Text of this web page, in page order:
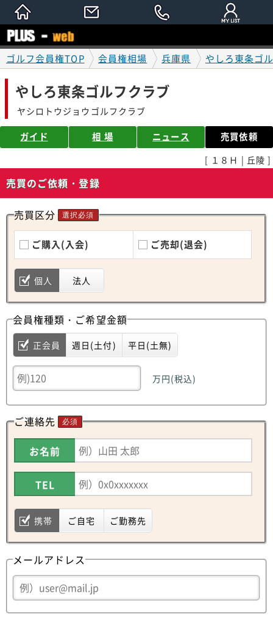
ゴルフ会員権TOP 会員権相場 兵庫県 やしろ東条ゴ
やしろ東条ゴルフクラブ
ヤシロトウジョウゴルフクラブ
ガイド 相 場 ニュース 売買依頼
[ １８Ｈ | 丘陵 ]
売買のご依頼・登録
売買区分 選択必須
ご購入(入会) ご売却(退会)
個人 法人
会員権種類・ご希望金額
正会員 週日(土付) 平日(土無)
万円(税込)
ご連絡先 必須
お名前
TEL
携帯 ご自宅 ご勤務先
メールアドレス